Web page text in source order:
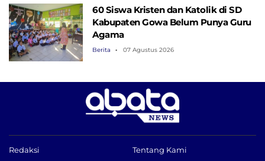
60 Siswa Kristen dan Katolik di SD
Kabupaten Gowa Belum Punya Guru
Agama
Berita 07 Agustus 2026
Redaksi Tentang Kami